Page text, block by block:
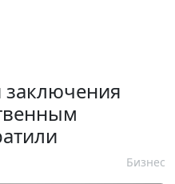
заключения
Бизнес